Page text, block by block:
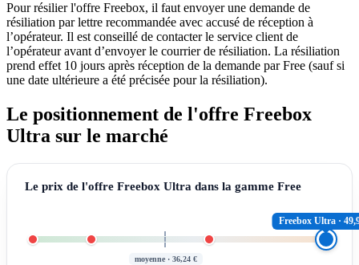
Pour résilier l'offre Freebox, il faut envoyer une demande de
résiliation par lettre recommandée avec accusé de réception à
l’opérateur. Il est conseillé de contacter le service client de
l’opérateur avant d’envoyer le courrier de résiliation. La résiliation
prend effet 10 jours après réception de la demande par Free (sauf si
une date ultérieure a été précisée pour la résiliation).
Le positionnement de l'offre Freebox
Ultra sur le marché
Le prix de l'offre Freebox Ultra dans la gamme Free
moyenne · 36,24 €
Freebox Ultra ·